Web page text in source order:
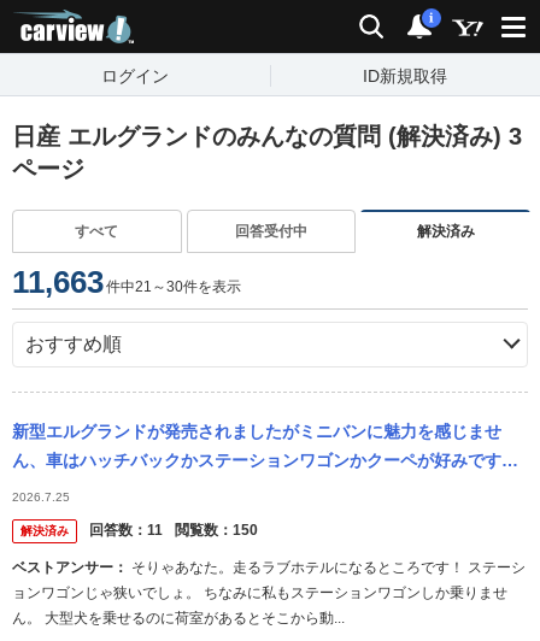
検索 通知
i
ログイン ID新規取得
日産 エルグランドのみんなの質問 (解決済み) 3
ページ
すべて 回答受付中 解決済み
11,663件中21～30件を表示
新型エルグランドが発売されましたがミニバンに魅力を感じませ
ん、車はハッチバックかステーションワゴンかクーペが好みです！
ミニバンのどこが良いのですか教えて下さい。
2026.7.25
解決済み 回答数： 11 閲覧数： 150
ベストアンサー：
ョンワゴンじゃ狭いでしょ。 ちなみに私もステーションワゴンしか乗りませ
ん。 大型犬を乗せるのに荷室があるとそこから動...